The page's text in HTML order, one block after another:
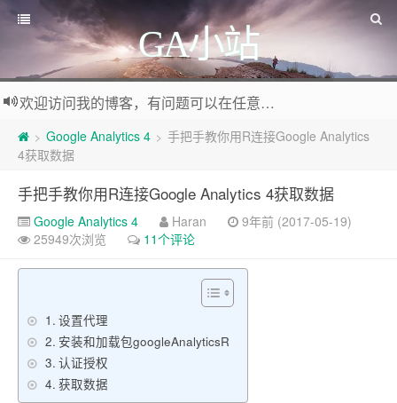
GA小站
欢迎访问我的博客，有问题可以在任意文章底部留言评论
> Google Analytics 4 > 手把手教你用R连接Google Analytics
4获取数据
手把手教你用R连接Google Analytics 4获取数据
Google Analytics 4 Haran
9年前 (2017-05-19)
25949次浏览
11个评论
设置代理
安装和加载包googleAnalyticsR
认证授权
获取数据